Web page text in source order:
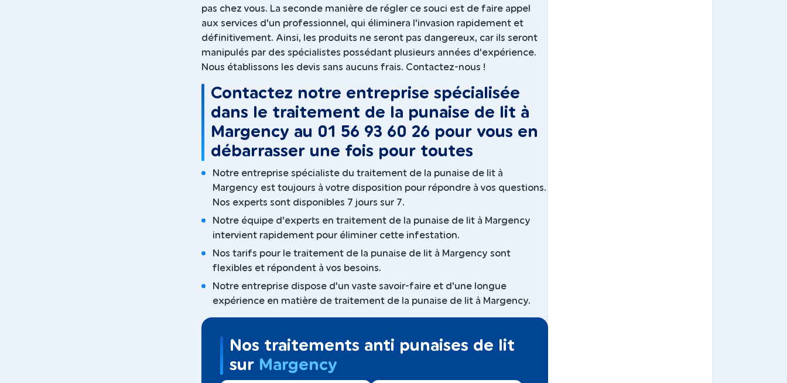
pas chez vous. La seconde manière de régler ce souci est de faire appel
aux services d'un professionnel, qui éliminera l'invasion rapidement et
définitivement. Ainsi, les produits ne seront pas dangereux, car ils seront
manipulés par des spécialistes possédant plusieurs années d'expérience.
Nous établissons les devis sans aucuns frais. Contactez-nous !
Contactez notre entreprise spécialisée
dans le traitement de la punaise de lit à
Margency au 01 56 93 60 26 pour vous en
débarrasser une fois pour toutes
Notre entreprise spécialiste du traitement de la punaise de lit à
Margency est toujours à votre disposition pour répondre à vos questions.
Nos experts sont disponibles 7 jours sur 7.
Notre équipe d'experts en traitement de la punaise de lit à Margency
intervient rapidement pour éliminer cette infestation.
Nos tarifs pour le traitement de la punaise de lit à Margency sont
flexibles et répondent à vos besoins.
Notre entreprise dispose d'un vaste savoir-faire et d'une longue
expérience en matière de traitement de la punaise de lit à Margency.
Nos traitements anti punaises de lit
sur Margency